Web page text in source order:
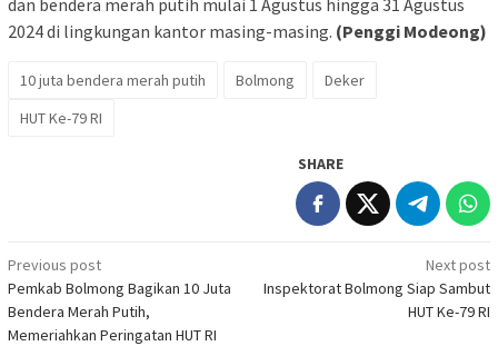
2024 di lingkungan kantor masing-masing. (Penggi Modeong)
10 juta bendera merah putih Bolmong
Deker
HUT Ke-79 RI
SHARE
Post
navigation
Previous post
Pemkab Bolmong Bagikan 10 Juta
Bendera Merah Putih,
Memeriahkan Peringatan HUT RI
Next post
Inspektorat Bolmong Siap Sambut
HUT Ke-79 RI